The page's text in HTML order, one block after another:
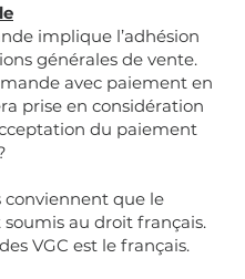
implique l’adhésion
générales de vente.
avec paiement en
prise en considération
du paiement
conviennent que le
au droit français.
VGC est le français.